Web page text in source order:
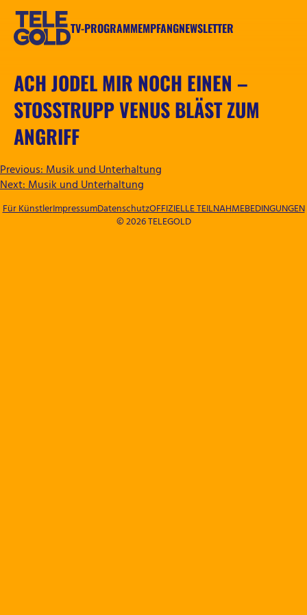
Zum
springen
TV-PROGRAMMEMPFANGNEWSLETTER
ACH JODEL MIR NOCH EINEN –
STOSSTRUPP VENUS BLÄST ZUM A
NGRIFF
BEITRAGSNAVIGATION
Previous:Musik und Unterhaltung
Next:Musik und Unterhaltung
© 2026 TELEGOLD
Für KünstlerImpressumDatenschutzOFFIZIELLE TEILNAHMEBEDINGUNGEN